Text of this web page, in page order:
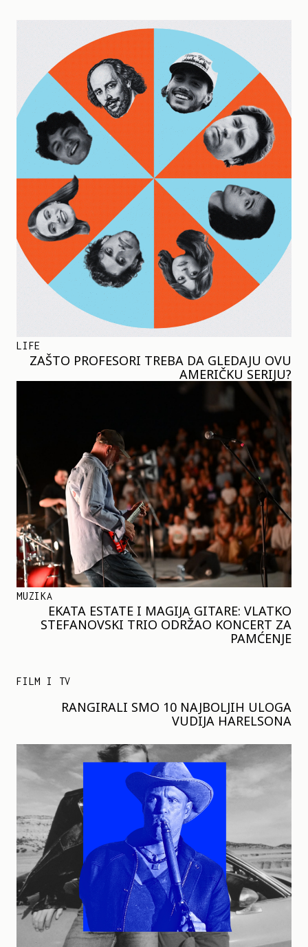
LIFE
ZAŠTO PROFESORI TREBA DA GLEDAJU OVU
AMERIČKU SERIJU?
MUZIKA
EKATA ESTATE I MAGIJA GITARE: VLATKO
STEFANOVSKI TRIO ODRŽAO KONCERT ZA
PAMĆENJE
FILM I TV
RANGIRALI SMO 10 NAJBOLJIH ULOGA
VUDIJA HARELSONA